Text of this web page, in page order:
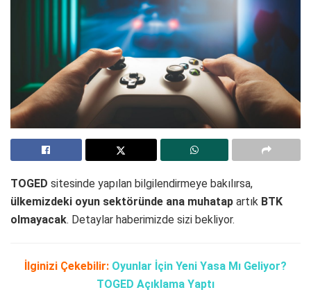
TOGED sitesinde yapılan bilgilendirmeye bakılırsa,
ülkemizdeki oyun sektöründe ana muhatap artık BTK
olmayacak. Detaylar haberimizde sizi bekliyor.
İlginizi Çekebilir: Oyunlar İçin Yeni Yasa Mı Geliyor?
TOGED Açıklama Yaptı